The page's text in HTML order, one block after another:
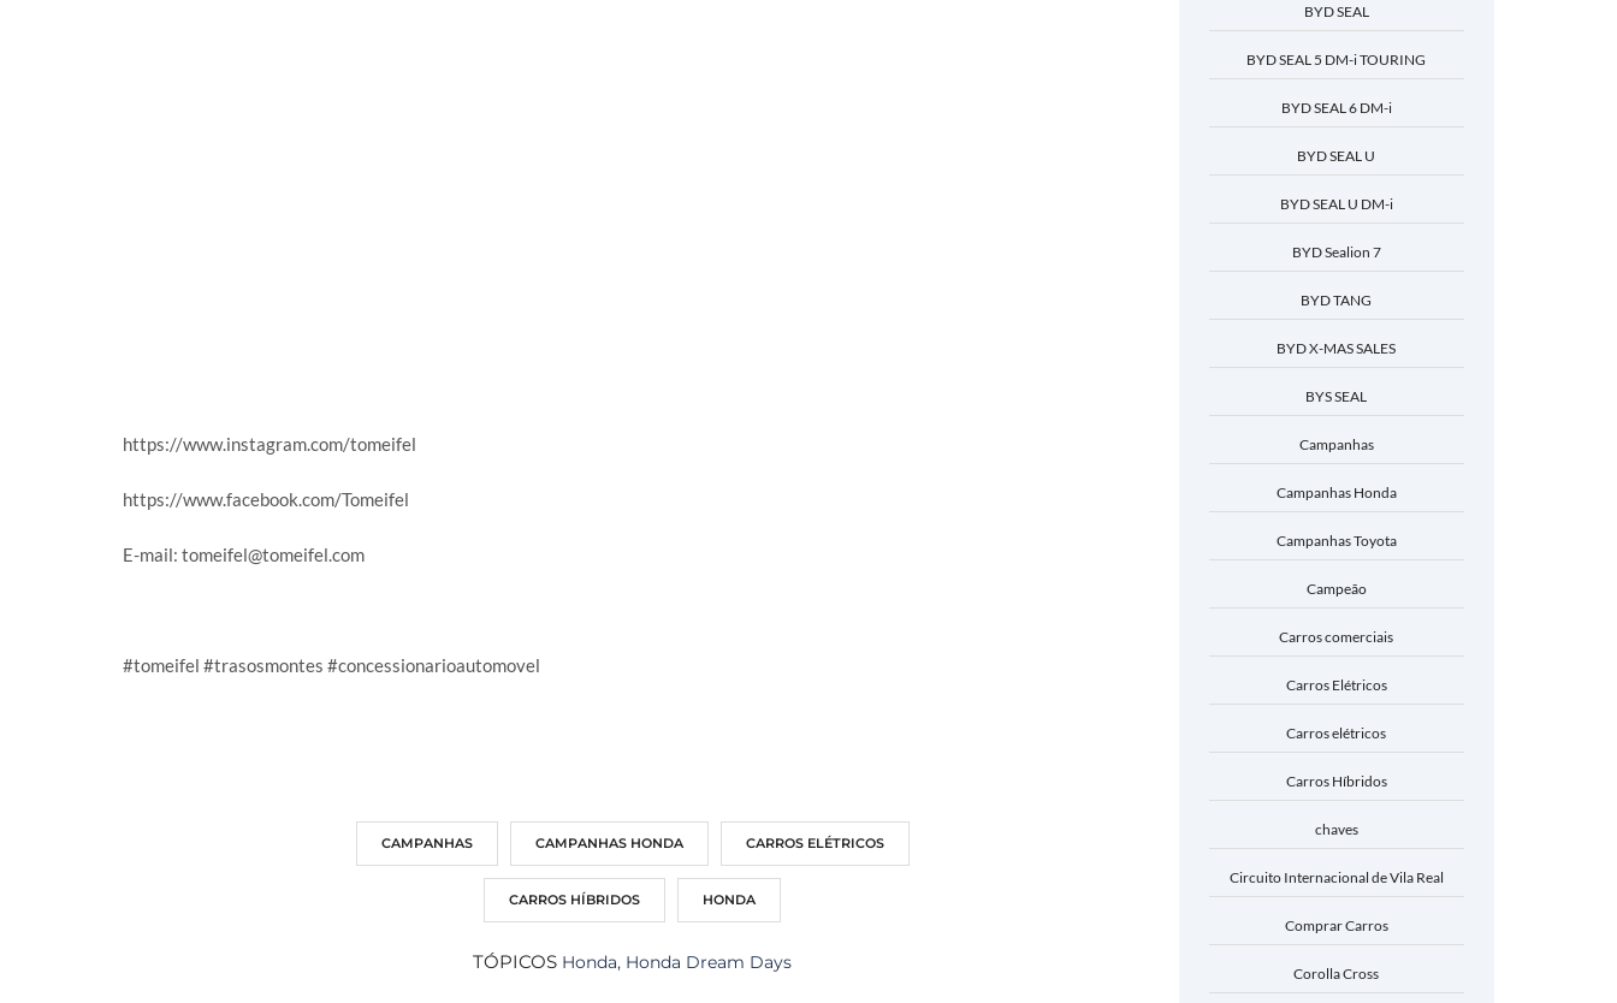
https://www.instagram.com/tomeifel
https://www.facebook.com/Tomeifel
E-mail: tomeifel@tomeifel.com
#tomeifel #trasosmontes #concessionarioautomovel
CAMPANHAS CAMPANHAS HONDA CARROS ELÉTRICOS
CARROS HÍBRIDOS HONDA
TÓPICOS Honda, Honda Dream Days
BYD SEAL
BYD SEAL 5 DM-i TOURING
BYD SEAL 6 DM-i
BYD SEAL U
BYD SEAL U DM-i
BYD Sealion 7
BYD TANG
BYD X-MAS SALES
BYS SEAL
Campanhas
Campanhas Honda
Campanhas Toyota
Campeão
Carros comerciais
Carros Elétricos
Carros elétricos
Carros Híbridos
chaves
Circuito Internacional de Vila Real
Comprar Carros
Corolla Cross